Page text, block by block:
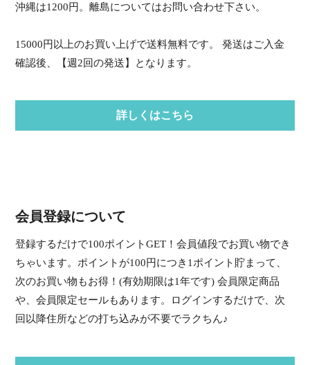
沖縄は1200円。離島についてはお問い合わせ下さい。
15000円以上のお買い上げで送料無料です。 発送はご入金
確認後、【週2回の発送】となります。
詳しくはこちら
会員登録について
登録するだけで100ポイントGET！会員値段でお買い物でき
ちゃいます。ポイントが100円につき1ポイント貯まって、
次のお買い物もお得！(有効期限は1年です) 会員限定商品
や、会員限定セールもあります。ログインするだけで、次
回以降住所などの打ち込みが不要でラクちん♪